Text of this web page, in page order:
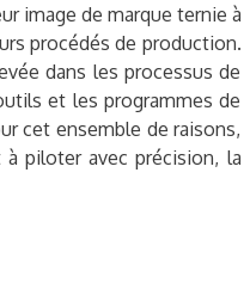
image de marque ternie à
procédés de production.
dans les processus de
et les programmes de
cet ensemble de raisons,
piloter avec précision, la